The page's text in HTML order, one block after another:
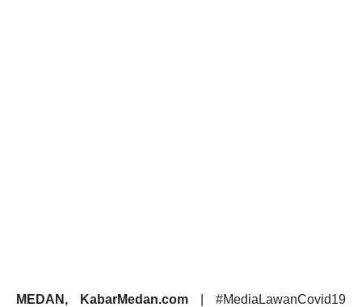
MEDAN, KabarMedan.com | #MediaLawanCovid19